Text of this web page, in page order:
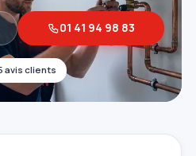
avis clients
01 41 94 98 83